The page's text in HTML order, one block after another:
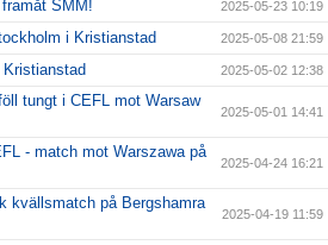
SMM! 2025-05-23 10:19
i Kristianstad 2025-05-08 21:59
2025-05-02 12:38
tungt i CEFL mot Warsaw
2025-05-01 14:41
- match mot Warszawa på
2025-04-24 16:21
kvällsmatch på Bergshamra
2025-04-19 11:59